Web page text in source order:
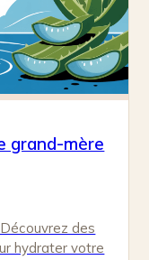
grand-mère
des
hydrater votre